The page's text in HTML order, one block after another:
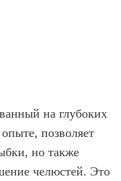
на глубоких
позволяет
но также
челюстей. Это